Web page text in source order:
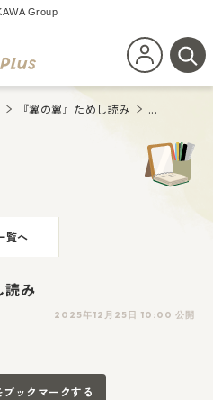
Group
新規会員登
検
『翼の翼』ためし読み ...
覧へ
み
2025年12月25日 10:00 公開
ブックマークする